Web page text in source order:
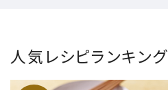
人気レシピランキング